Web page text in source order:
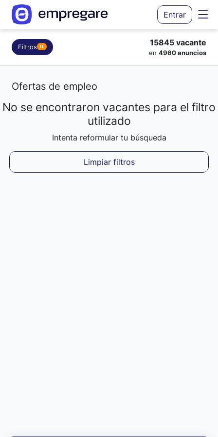
Entrar
Filtros 0 15845 vacante
en 4960 anuncios
Ofertas de empleo
Cargando resultados...
No se encontraron vacantes para el filtro
utilizado
Intenta reformular tu búsqueda
Limpiar filtros